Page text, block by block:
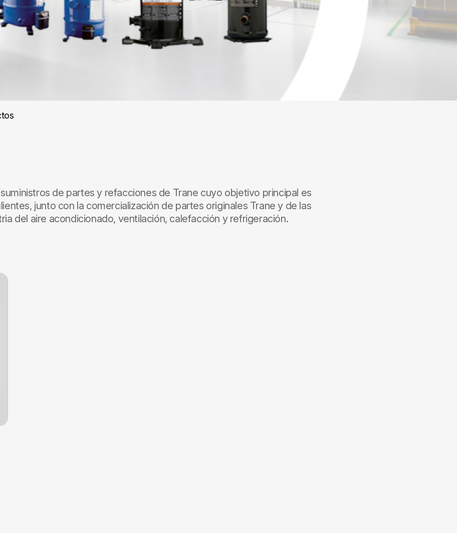
de partes y refacciones de Trane cuyo objetivo principal es
junto con la comercialización de partes originales Trane y de las
del aire acondicionado, ventilación, calefacción y refrigeración.